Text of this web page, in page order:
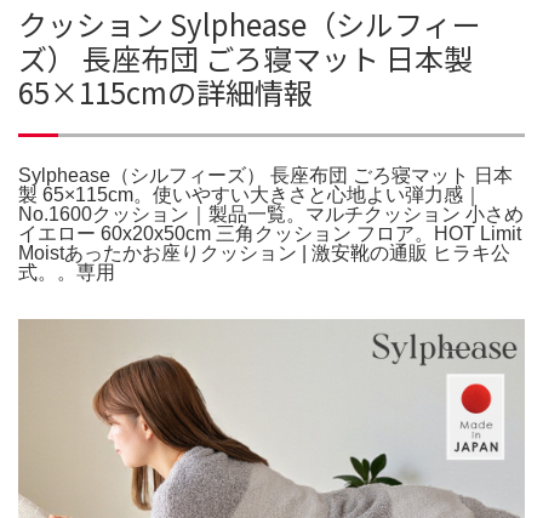
クッション Sylphease（シルフィー
ズ） 長座布団 ごろ寝マット 日本製
65×115cmの詳細情報
Sylphease（シルフィーズ） 長座布団 ごろ寝マット 日本
製 65×115cm。使いやすい大きさと心地よい弾力感｜
No.1600クッション｜製品一覧。マルチクッション 小さめ
イエロー 60x20x50cm 三角クッション フロア。HOT Limit
Moistあったかお座りクッション | 激安靴の通販 ヒラキ公
式。。専用